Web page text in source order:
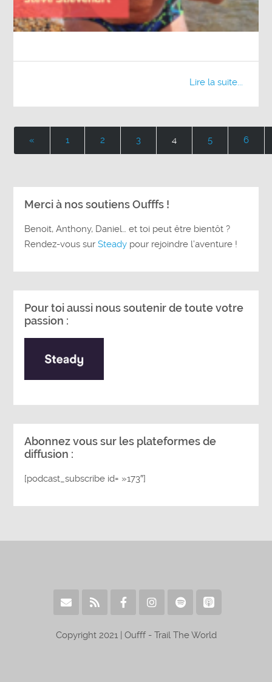
Lire la suite...
« 1 2 3 4 5 6
Merci à nos soutiens Oufffs !
Benoit, Anthony, Daniel… et toi peut être bientôt ?
Rendez-vous surSteady pour rejoindre l’aventure !
Pour toi aussi nous soutenir de toute votre
passion :
Abonnez vous sur les plateformes de
diffusion :
[podcast_subscribe id= »173″]
Copyright 2021 | Oufff - Trail The World